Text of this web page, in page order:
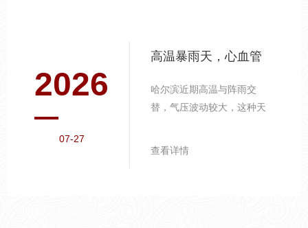
习惯，尤其在饭前便后、外
水和肥皂，按照"七步洗手
法"揉搓至少2...
2026
07-27
高温暴雨天，心血管
哈尔滨近期高温与阵雨交
替，气压波动较大，这种天
查看详情